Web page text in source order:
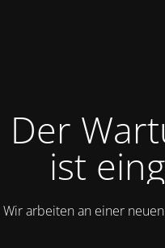
Der
ist
Wir arbeiten an einer